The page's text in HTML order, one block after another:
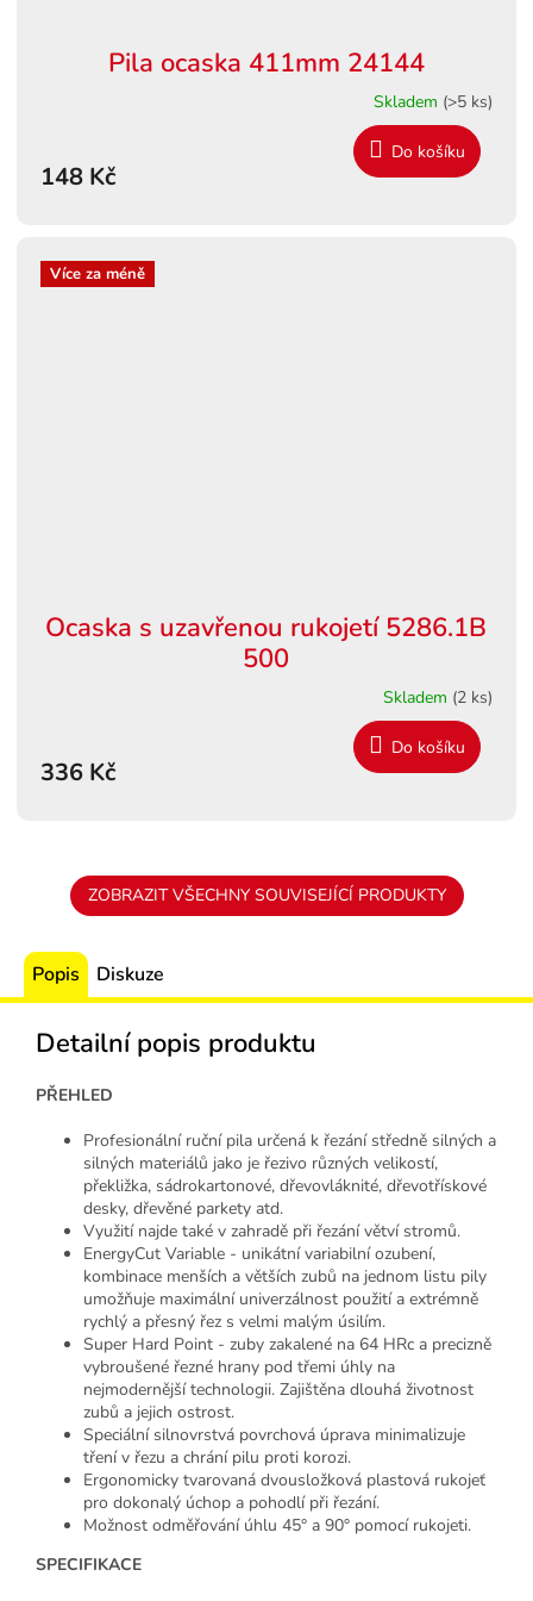
Pila ocaska 411mm 24144
Skladem (>5 ks)
148 Kč
Do košíku
Více za méně
Ocaska s uzavřenou rukojetí 5286.1B
500
Skladem (2 ks)
336 Kč
Do košíku
ZOBRAZIT VŠECHNY SOUVISEJÍCÍ PRODUKTY
Popis Diskuze
Detailní popis produktu
PŘEHLED
Profesionální ruční pila určená k řezání středně silných a
silných materiálů jako je řezivo různých velikostí,
překližka, sádrokartonové, dřevovláknité, dřevotřískové
desky, dřevěné parkety atd.
Využití najde také v zahradě při řezání větví stromů.
EnergyCut Variable - unikátní variabilní ozubení,
kombinace menších a větších zubů na jednom listu pily
umožňuje maximální univerzálnost použití a extrémně
rychlý a přesný řez s velmi malým úsilím.
Super Hard Point - zuby zakalené na 64 HRc a precizně
vybroušené řezné hrany pod třemi úhly na
nejmodernější technologii. Zajištěna dlouhá životnost
zubů a jejich ostrost.
Speciální silnovrstvá povrchová úprava minimalizuje
tření v řezu a chrání pilu proti korozi.
Ergonomicky tvarovaná dvousložková plastová rukojeť
pro dokonalý úchop a pohodlí při řezání.
Možnost odměřování úhlu 45° a 90° pomocí rukojeti.
SPECIFIKACE